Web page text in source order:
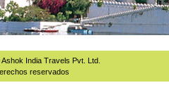
India Travels Pvt. Ltd.
reservados